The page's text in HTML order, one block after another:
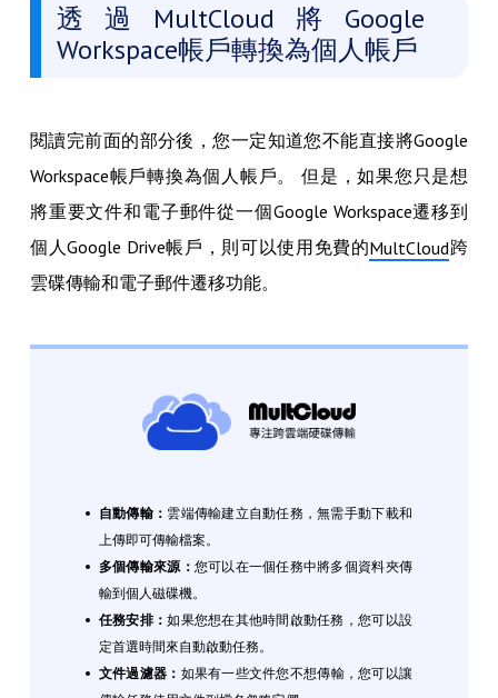
透過MultCloud將Google
Workspace帳戶轉換為個人帳戶
閱讀完前面的部分後，您一定知道您不能直接將Google
Workspace帳戶轉換為個人帳戶。 但是，如果您只是想
將重要文件和電子郵件從一個Google Workspace遷移到
個人Google Drive帳戶，則可以使用免費的MultCloud跨
雲碟傳輸和電子郵件遷移功能。
自動傳輸： 雲端傳輸建立自動任務，無需手動下載和
上傳即可傳輸檔案。
多個傳輸來源： 您可以在一個任務中將多個資料夾傳
輸到個人磁碟機。
任務安排：如果您想在其他時間啟動任務，您可以設
定首選時間來自動啟動任務。
文件過濾器： 如果有一些文件您不想傳輸，您可以讓